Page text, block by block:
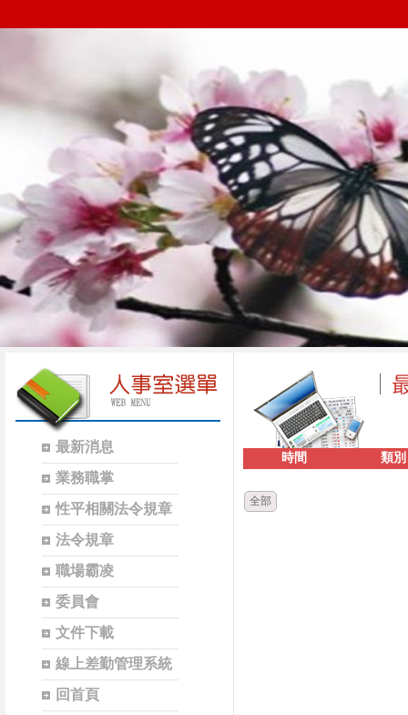
最新消息
業務職掌
性平相關法令規章
法令規章
職場霸凌
委員會
文件下載
線上差勤管理系統
回首頁
時間 類別
全部